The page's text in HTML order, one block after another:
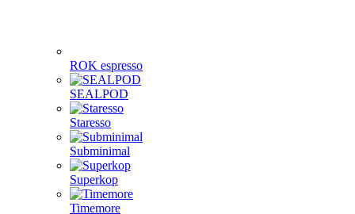
ROK espresso
SEALPOD
Staresso
Subminimal
Superkop
Timemore